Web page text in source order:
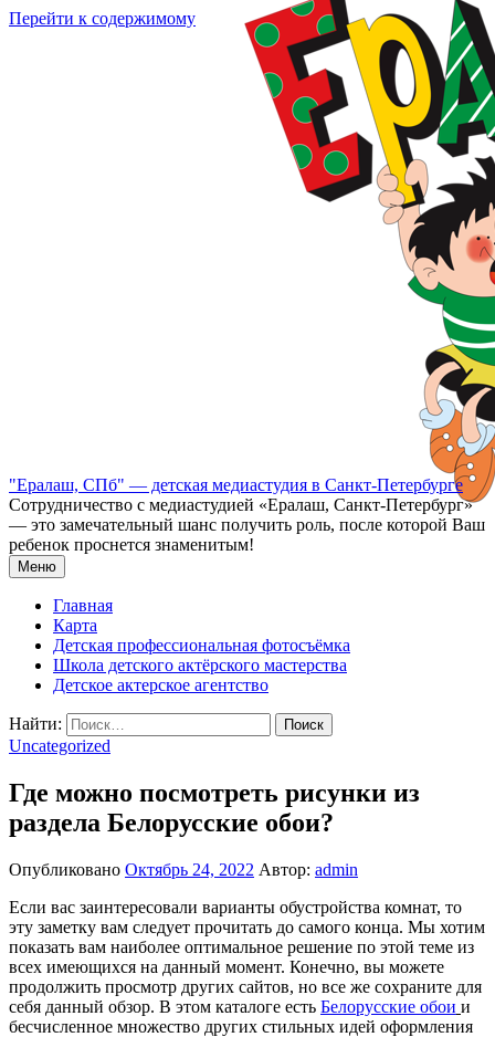
Перейти к содержимому
"Ералаш, СПб" — детская медиастудия в Санкт-Петербурге
Сотрудничество с медиастудией «Epaлаш, Санкт-Петербург»
— это замечательный шанс получить роль, после которой Ваш
ребенок проснется знаменитым!
Меню
Главная
Карта
Детская профессиональная фотосъёмка
Школа детского актёрского мастерства
Детское актерское агентство
Найти:
Uncategorized
Где можно посмотреть рисунки из
раздела Белорусские обои?
Опубликовано Октябрь 24, 2022 Автор: admin
Если вас заинтересовали варианты обустройства комнат, то
эту заметку вам следует прочитать до самого конца. Мы хотим
показать вам наиболее оптимальное решение по этой теме из
всех имеющихся на данный момент. Конечно, вы можете
продолжить просмотр других сайтов, но все же сохраните для
себя данный обзор. В этом каталоге есть Белорусские обои и
бесчисленное множество других стильных идей оформления